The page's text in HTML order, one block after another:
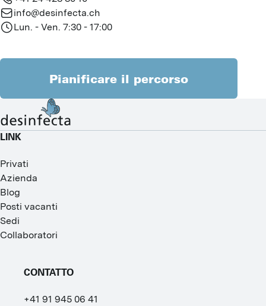
info@desinfecta.ch
Lun. - Ven. 7:30 - 17:00
Pianificare il percorso
LINK
Privati
Azienda
Blog
Posti vacanti
Sedi
Collaboratori
CONTATTO
+41 91 945 06 41